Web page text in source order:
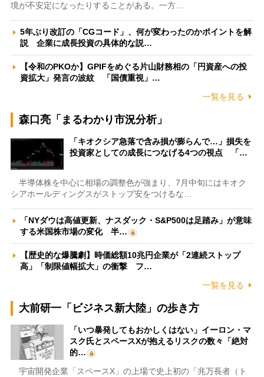
境が不安定になったりすることがある。一方…
5年ぶり改訂の「CGコード」、何が変わったのかポイントを解
説 企業に成長投資の具体的な説…
【令和のPKOか】GPIFをめぐる片山財務相の「円資産への投
資拡大」発言の波紋 「国債重視」…
一覧を見る
森口亮「まるわかり市況分析」
「キオクシア急落で含み損が膨らんで…」損失を
投資家としての成長につなげる4つの視点 「…
半導体株を中心に相場の調整色が強まり、7月中旬にはキオク
シアホールディングスがストップ安をつけるな…
「NYダウは高値更新、ナスダック・S&P500は足踏み」が意味
する米国株市場の変化 半…
【歴史的な爆騰劇】時価総額10兆円企業が「2連続ストップ
高」「制限値幅拡大」の衝撃 フ…
一覧を見る
大前研一「ビジネス新大陸」の歩き方
「いつ暴発してもおかしくはない」イーロン・マ
スク氏とスペースXが抱えるリスクの数々「絶対
的…
宇宙開発企業「スペースX」の上場で史上初の「兆万長者（ト